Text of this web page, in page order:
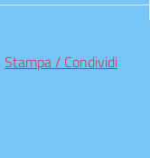
Stampa / Condividi